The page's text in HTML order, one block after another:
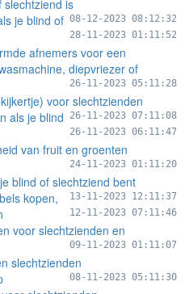
slechtziend is
08-12-2023 08:12:32
je blind of
28-11-2023 01:11:52
afnemers voor een
diepvriezer of
26-11-2023 05:11:28
voor slechtzienden
26-11-2023 07:11:08
als je blind
26-11-2023 06:11:47
van fruit en groenten
24-11-2023 01:11:20
blind of slechtziend bent
13-11-2023 12:11:37
kopen,
12-11-2023 07:11:46
voor slechtzienden en
09-11-2023 01:11:07
slechtzienden
08-11-2023 05:11:30